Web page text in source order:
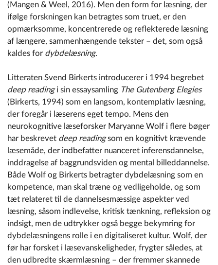
(Mangen & Weel, 2016). Men den form for læsning, der
ifølge forskningen kan betragtes som truet, er den
opmærksomme, koncentrerede og reflekterede læsning
af længere, sammenhængende tekster – det, som også
kaldes for dybdelæsning.
Litteraten Svend Birkerts introducerer i 1994 begrebet
deep readingi sin essaysamling The Gutenberg Elegies
(Birkerts, 1994) som en langsom, kontemplativ læsning,
der foregår i læserens eget tempo. Mens den
neurokognitive læseforsker Maryanne Wolf i flere bøger
har beskrevet deep readingsom en kognitivt krævende
læsemåde, der indbefatter nuanceret inferensdannelse,
inddragelse af baggrundsviden og mental billeddannelse.
Både Wolf og Birkerts betragter dybdelæsning som en
kompetence, man skal træne og vedligeholde, og som
tæt relateret til de dannelsesmæssige aspekter ved
læsning, såsom indlevelse, kritisk tænkning, refleksion og
indsigt, men de udtrykker også begge bekymring for
dybdelæsningens rolle i en digitaliseret kultur. Wolf, der
før har forsket i læsevanskeligheder, frygter således, at
den udbredte skærmlæsning – der fremmer skannede